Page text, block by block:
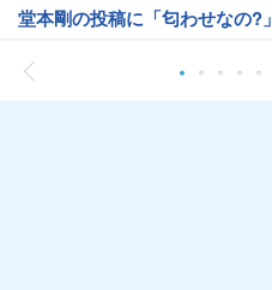
堂本剛の投稿に「匂わせなの?」